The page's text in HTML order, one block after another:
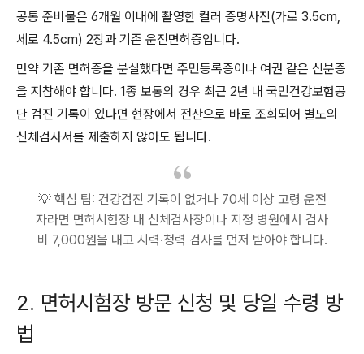
공통 준비물은 6개월 이내에 촬영한 컬러 증명사진(가로 3.5cm,
세로 4.5cm) 2장과 기존 운전면허증입니다.
만약 기존 면허증을 분실했다면 주민등록증이나 여권 같은 신분증
을 지참해야 합니다. 1종 보통의 경우 최근 2년 내 국민건강보험공
단 검진 기록이 있다면 현장에서 전산으로 바로 조회되어 별도의
신체검사서를 제출하지 않아도 됩니다.
💡 핵심 팁: 건강검진 기록이 없거나 70세 이상 고령 운전
자라면 면허시험장 내 신체검사장이나 지정 병원에서 검사
비 7,000원을 내고 시력·청력 검사를 먼저 받아야 합니다.
2. 면허시험장 방문 신청 및 당일 수령 방
법